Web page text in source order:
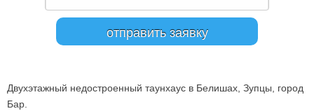
Двухэтажный недостроенный таунхаус в Белишах, Зупцы, город
Бар.